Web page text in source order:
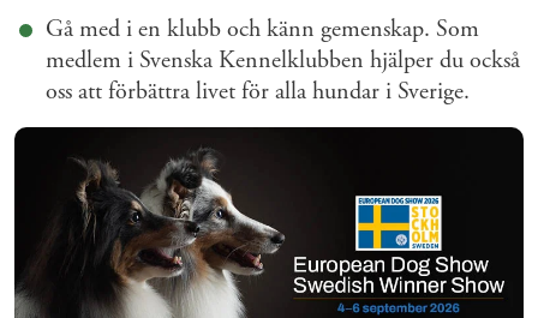
Gå med i en klubb och känn gemenskap. Som
medlem i Svenska Kennelklubben hjälper du också
oss att förbättra livet för alla hundar i Sverige.